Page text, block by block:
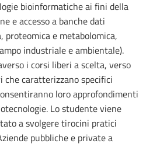
bioinformatiche ai fini della
e accesso a banche dati
e metabolomica,
industriale e ambientale).
i corsi liberi a scelta, verso
che caratterizzano specifici
loro approfondimenti
Lo studente viene
a svolgere tirocini pratici
pubbliche e private a